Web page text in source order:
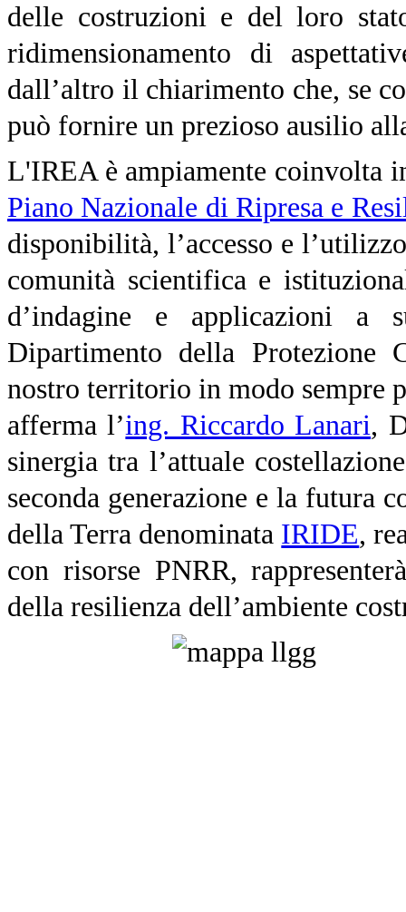
delle costruzioni e del loro
ridimensionamento di
dall’altro il chiarimento che, se
può fornire un prezioso ausilio
L'IREA è ampiamente coinvolta
Piano Nazionale di Ripresa e
disponibilità, l’accesso e
comunità scientifica e
d’indagine e applicazioni a
Dipartimento della
nostro territorio in modo sempre
afferma l’ing. Riccardo Lanari,
sinergia tra l’attuale
seconda generazione e la futura
della Terra denominata IRIDE,
con risorse PNRR,
della resilienza dell’ambiente